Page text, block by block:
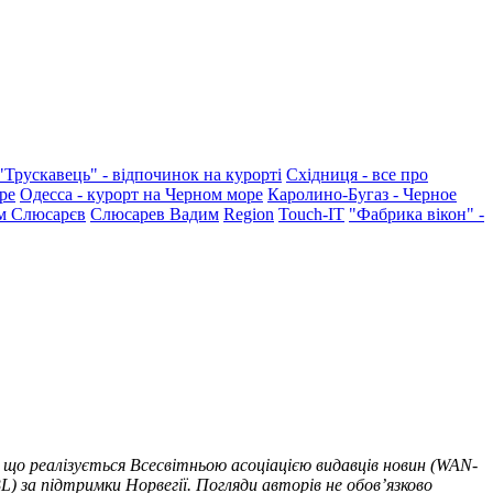
- відпочинок на курорті Східниця - все про
Одесса - курорт на Черном море Каролино-Бугаз - Черное
Слюсарєв Слюсарев Вадим Region Touch-IT "Фабрика вікон" -
Всесвітньою асоціацією видавців новин (WAN-
підтримки Норвегії. Погляди авторів не обов’язково